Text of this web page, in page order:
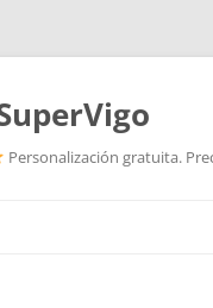
Personalización gratuita.